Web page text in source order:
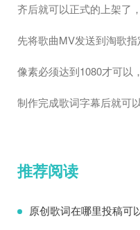
齐后就可以正式的上架了
先将歌曲MV发送到淘歌
像素必须达到1080才可以
制作完成歌词字幕后就可
推荐阅读
原创歌词在哪里投稿可